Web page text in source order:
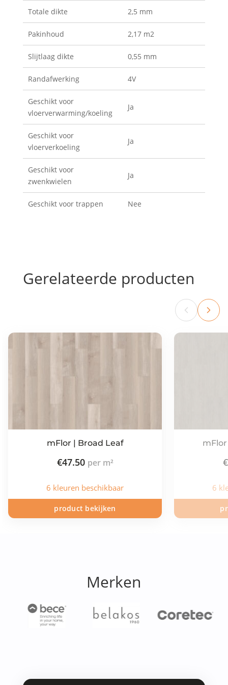
Totale dikte 2,5 mm
Pakinhoud 2,17 m2
Slijtlaag dikte 0,55 mm
Randafwerking 4V
Geschikt voor
vloerverwarming/koeling
Ja
Geschikt voor
vloerverkoeling
Ja
Geschikt voor
zwenkwielen
Ja
Geschikt voor trappen Nee
Gerelateerde producten
mFlor | Broad Leaf
€47.50
6 kleuren beschikbaar
product bekijken
€
6
Merken